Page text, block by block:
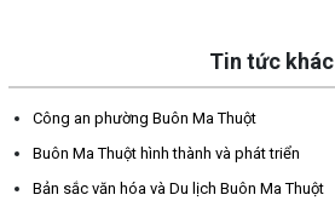
Tin tức khác
Công an phường Buôn Ma Thuột
Buôn Ma Thuột hình thành và phát triển
Bản sắc văn hóa và Du lịch Buôn Ma Thuột